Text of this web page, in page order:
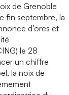
de Grenoble
fin septembre, la
d’ores et
le 28
un chiffre
la noix de